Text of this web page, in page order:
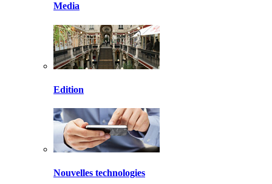
Media
Edition
Nouvelles technologies